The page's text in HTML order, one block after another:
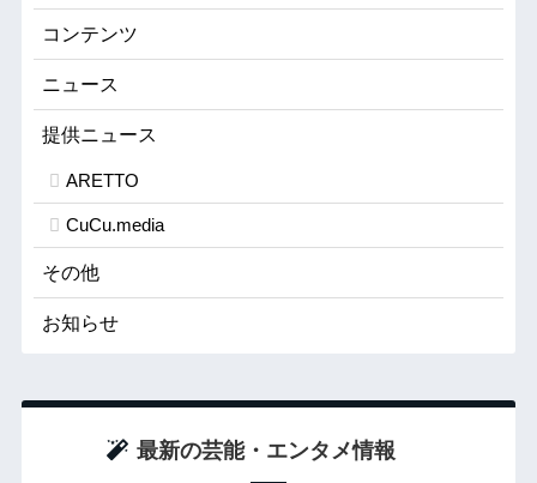
コンテンツ
ニュース
提供ニュース
ARETTO
CuCu.media
その他
お知らせ
最新の芸能・エンタメ情報